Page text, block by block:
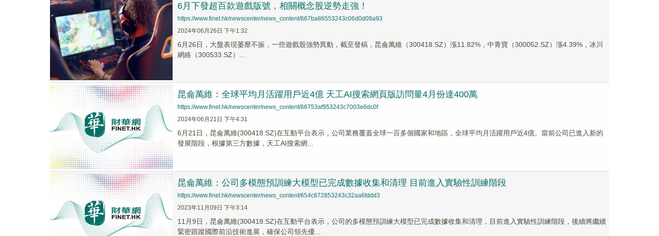
6月下發超百款遊戲版號，相關概念股逆勢走強！
https://www.finet.hk/newscenter/news_content/667ba86553243c06d0d09a93
2024年06月26日 下午1:32
6月26日，大盤表現萎靡不振，一些遊戲股強勢異動，截至發稿，昆侖萬維（300418.SZ）漲11.82%，中青寶（300052.SZ）漲4.39%，冰川
網絡（300533.SZ）...
昆侖萬維：全球平均月活躍用戶近4億 天工AI搜索網頁版訪問量4月份達400萬
https://www.finet.hk/newscenter/news_content/66753af953243c7003e6dc0f
2024年06月21日 下午4:31
6月21日，昆侖萬維(300418.SZ)在互動平台表示，公司業務覆蓋全球一百多個國家和地區，全球平均月活躍用戶近4億。當前公司已進入新的
發展階段，根據第三方數據，天工AI搜索網...
昆侖萬維：公司多模態預訓練大模型已完成數據收集和清理 目前進入實驗性訓練階段
https://www.finet.hk/newscenter/news_content/654c872853243c32aa6fddd3
2023年11月09日 下午3:14
11月9日，昆侖萬維(300418.SZ)在互動平台表示，公司的多模態預訓練大模型已完成數據收集和清理，目前進入實驗性訓練階段，後續將繼續
緊密跟蹤國際前沿技術進展，確保公司領先優...